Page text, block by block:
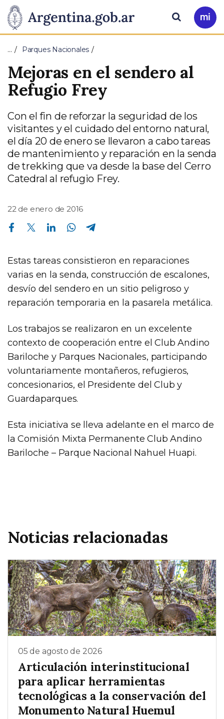
Presidencia
de
la
Nación
Pasar al contenido principal
Ir
a
Buscar
… Parques Nacionales
Mejoras en el sendero al
Refugio Frey
Con el fin de reforzar la seguridad de los
visitantes y el cuidado del entorno natural,
el día 20 de enero se llevaron a cabo tareas
de mantenimiento y reparación en la senda
de trekking que va desde la base del Cerro
Catedral al refugio Frey.
22 de enero de 2016
Compartir en Facebook Compartir en Twitter Compartir en Linkedin Compartir en Whatsapp
Estas tareas consistieron en reparaciones
varias en la senda, construcción de escalones,
desvío del sendero en un sitio peligroso y
reparación temporaria en la pasarela metálica.
Los trabajos se realizaron en un excelente
contexto de cooperación entre el Club Andino
Bariloche y Parques Nacionales, participando
voluntariamente montañ​eros, refugieros,
concesionarios, el Presidente del Club y
Guardaparques.
Esta iniciativa se lleva adelante en el marco de
la Comisión Mixta Permanente Club Andino
Bariloche – Parque Nacional Nahuel Huapi.
Noticias relacionadas
05 de agosto de 2026
Articulación interinstitucional
para aplicar herramientas
tecnológicas a la conservación del
Monumento Natural Huemul